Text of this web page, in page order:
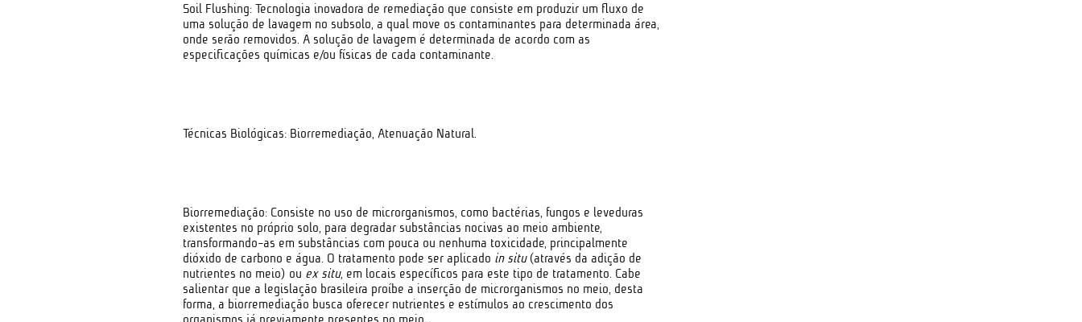
Soil Flushing: Tecnologia inovadora de remediação que consiste em produzir um fluxo de
uma solução de lavagem no subsolo, a qual move os contaminantes para determinada área,
onde serão removidos. A solução de lavagem é determinada de acordo com as
especificações químicas e/ou físicas de cada contaminante.
Técnicas Biológicas: Biorremediação, Atenuação Natural.
Biorremediação: Consiste no uso de microrganismos, como bactérias, fungos e leveduras
existentes no próprio solo, para degradar substâncias nocivas ao meio ambiente,
transformando-as em substâncias com pouca ou nenhuma toxicidade, principalmente
dióxido de carbono e água. O tratamento pode ser aplicado in situ(através da adição de
nutrientes no meio) ou ex situ, em locais específicos para este tipo de tratamento. Cabe
salientar que a legislação brasileira proíbe a inserção de microrganismos no meio, desta
forma, a biorremediação busca oferecer nutrientes e estímulos ao crescimento dos